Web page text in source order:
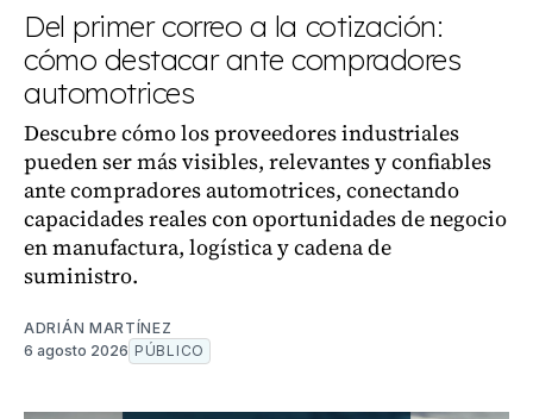
Del primer correo a la cotización:
cómo destacar ante compradores
automotrices
Descubre cómo los proveedores industriales
pueden ser más visibles, relevantes y confiables
ante compradores automotrices, conectando
capacidades reales con oportunidades de negocio
en manufactura, logística y cadena de
suministro.
ADRIÁN MARTÍNEZ
6 agosto 2026 PÚBLICO